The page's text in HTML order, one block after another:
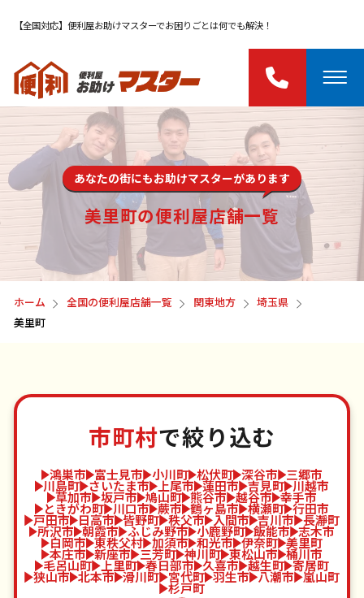
【全国対応】便利屋お助けマスターでお困りごとは何でも解決！
あなたの街にもお助けマスターがあります
美里町の便利屋店舗一覧
ホーム 全国の便利屋店舗一覧 関東地方
埼玉県
美里町
市町村で絞り込む
鴻巣市 富士見市 小川町 松伏町 深谷市 三郷市
川島町 さいたま市 上尾市 蓮田市 吉見町 川越市
草加市 坂戸市 鳩山町 熊谷市 越谷市 幸手市
ときがわ町 川口市 蕨市 鶴ヶ島市 横瀬町 行田市
戸田市 日高市 皆野町 秩父市 入間市 吉川市 長瀞町
所沢市 朝霞市 ふじみ野市 小鹿野町 飯能市 志木市
白岡市 東秩父村 加須市 和光市 伊奈町 美里町
本庄市 新座市 三芳町 神川町 東松山市 桶川市
毛呂山町 上里町 春日部市 久喜市 越生町 寄居町
狭山市 北本市 滑川町 宮代町 羽生市 八潮市 嵐山町
杉戸町